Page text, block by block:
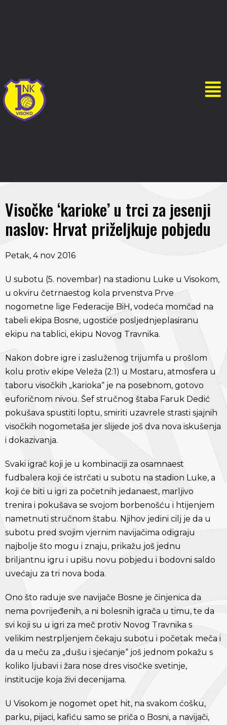
Visočke ‘karioke’ u trci za jesenji
naslov: Hrvat priželjkuje pobjedu
Petak, 4 nov 2016
U subotu (5. novembar) na stadionu Luke u Visokom,
u okviru četrnaestog kola prvenstva Prve
nogometne lige Federacije BiH, vodeća momčad na
tabeli ekipa Bosne, ugostiće posljednjeplasiranu
ekipu na tablici, ekipu Novog Travnika.
Nakon dobre igre i zasluženog trijumfa u prošlom
kolu protiv ekipe Veleža (2:1) u Mostaru, atmosfera u
taboru visočkih „karioka“ je na posebnom, gotovo
euforičnom nivou. Šef stručnog štaba Faruk Dedić
pokušava spustiti loptu, smiriti uzavrele strasti sjajnih
visočkih nogometaša jer slijede još dva nova iskušenja
i dokazivanja.
Svaki igrač koji je u kombinaciji za osamnaest
fudbalera koji će istrčati u subotu na stadion Luke, a
koji će biti u igri za početnih jedanaest, marljivo
trenira i pokušava se svojom borbenošću i htijenjem
nametnuti stručnom štabu. Njihov jedini cilj je da u
subotu pred svojim vjernim navijačima odigraju
najbolje što mogu i znaju, prikažu još jednu
briljantnu igru i upišu novu pobjedu i bodovni saldo
uvećaju za tri nova boda.
Ono što raduje sve navijače Bosne je činjenica da
nema povrijeđenih, a ni bolesnih igrača u timu, te da
svi koji su u igri za meč protiv Novog Travnika s
velikim nestrpljenjem čekaju subotu i početak meča i
da u meču za „dušu i sjećanje“ još jednom pokažu s
koliko ljubavi i žara nose dres visočke svetinje,
institucije koja živi decenijama.
U Visokom je nogomet opet hit, na svakom ćošku,
parku, pijaci, kafiću samo se priča o Bosni, a navijači,